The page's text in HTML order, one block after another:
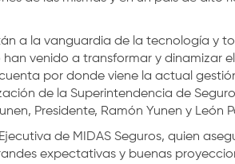
a la vanguardia de la tecnología y
venido a transformar y dinamizar
por donde viene la actual
de la Superintendencia de
Presidente, Ramón Yunen y León
de MIDAS Seguros, quien
expectativas y buenas